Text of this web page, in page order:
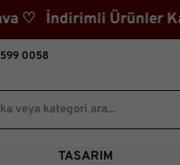
Ürünler
0058
TASARIM